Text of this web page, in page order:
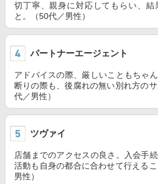
切丁寧、親身に対応してもらい、結
と。（50代／男性）
パートナーエージェント
アドバイスの際、厳しいこともちゃ
断りの際も、後腐れの無い別れ方の
代／男性）
ツヴァイ
店舗までのアクセスの良さ。入会手
活動も自身の都合に合わせて行える
男性）